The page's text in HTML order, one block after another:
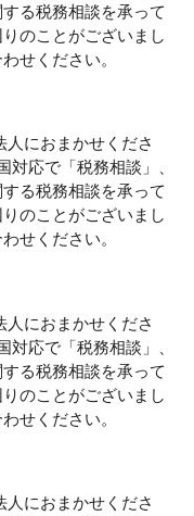
る税務相談を承って
のことがございまし
せください。
におまかせくださ
応で「税務相談」、
る税務相談を承って
のことがございまし
せください。
におまかせくださ
応で「税務相談」、
る税務相談を承って
のことがございまし
せください。
におまかせくださ